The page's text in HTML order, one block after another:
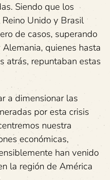
Siendo que los
Unido y Brasil
de casos, superando
quienes hasta
atrás, repuntaban estas
a dimensionar las
por esta crisis
nuestra
económicas,
han venido
la región de América